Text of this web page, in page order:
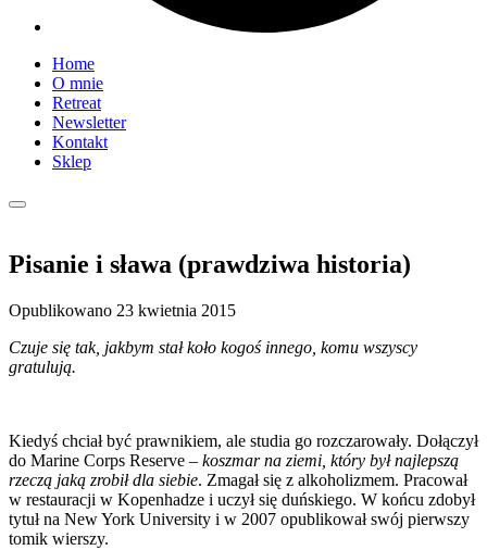
Home
O mnie
Retreat
Newsletter
Kontakt
Sklep
Pisanie i sława (prawdziwa historia)
Opublikowano 23 kwietnia 2015
Czuje się tak, jakbym stał koło kogoś innego, komu wszyscy
gratulują.
Kiedyś chciał być prawnikiem, ale studia go rozczarowały. Dołączył
do Marine Corps Reserve – koszmar na ziemi, który był najlepszą
rzeczą jaką zrobił dla siebie. Zmagał się z alkoholizmem. Pracował
w restauracji w Kopenhadze i uczył się duńskiego. W końcu zdobył
tytuł na New York University i w 2007 opublikował swój pierwszy
tomik wierszy.